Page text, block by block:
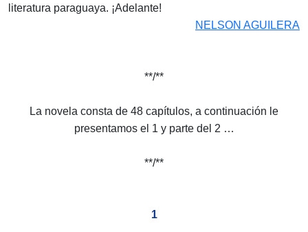
literatura paraguaya. ¡Adelante!
NELSON AGUILERA
**/**
La novela consta de 48 capítulos, a continuación le
presentamos el 1 y parte del 2 …
**/**
1